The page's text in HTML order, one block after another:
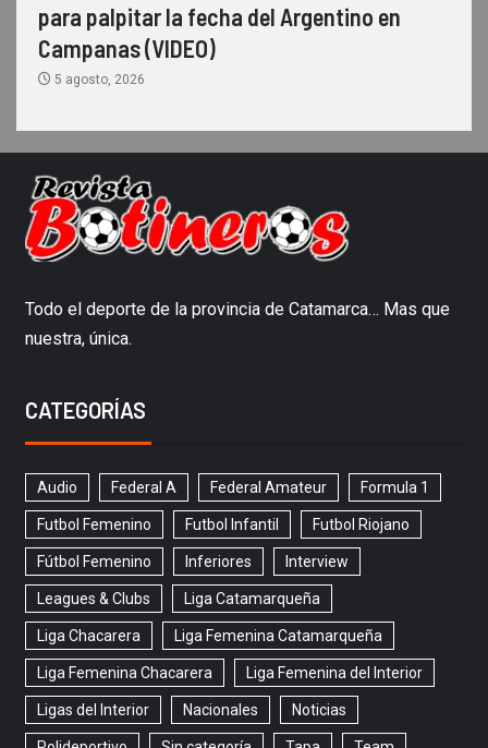
para palpitar la fecha del Argentino en
Campanas (VIDEO)
5 agosto, 2026
Todo el deporte de la provincia de Catamarca… Mas que
nuestra, única.
CATEGORÍAS
Audio Federal A Federal Amateur Formula 1
Futbol Femenino Futbol Infantil Futbol Riojano
Fútbol Femenino Inferiores Interview
Leagues & Clubs Liga Catamarqueña
Liga Chacarera Liga Femenina Catamarqueña
Liga Femenina Chacarera Liga Femenina del Interior
Ligas del Interior Nacionales Noticias